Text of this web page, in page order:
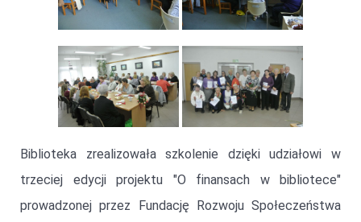
Biblioteka zrealizowała szkolenie dzięki udziałowi w
trzeciej edycji projektu "O finansach w bibliotece"
prowadzonej przez Fundację Rozwoju Społeczeństwa